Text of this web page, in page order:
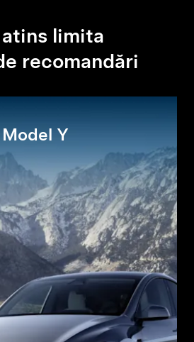
limita
recomandări
Model Y